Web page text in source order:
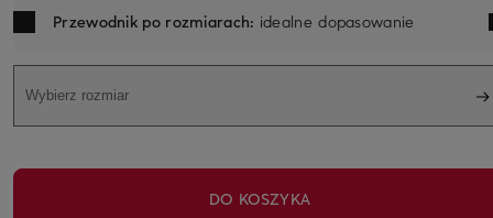
Przewodnik po rozmiarach: idealne dopasowanie
Wybierz rozmiar
DO KOSZYKA